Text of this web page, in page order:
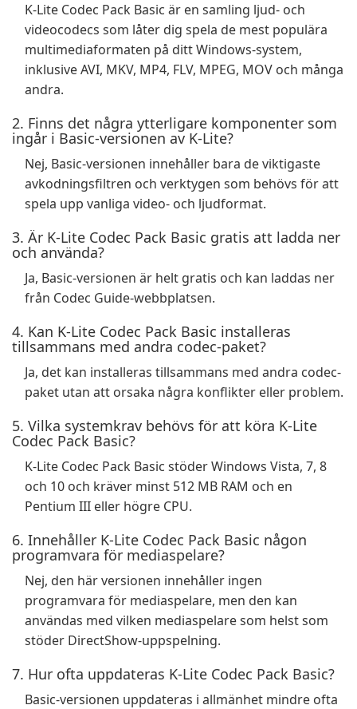
K-Lite Codec Pack Basic är en samling ljud- och
videocodecs som låter dig spela de mest populära
multimediaformaten på ditt Windows-system,
inklusive AVI, MKV, MP4, FLV, MPEG, MOV och många
andra.
2. Finns det några ytterligare komponenter som
ingår i Basic-versionen av K-Lite?
Nej, Basic-versionen innehåller bara de viktigaste
avkodningsfiltren och verktygen som behövs för att
spela upp vanliga video- och ljudformat.
3. Är K-Lite Codec Pack Basic gratis att ladda ner
och använda?
Ja, Basic-versionen är helt gratis och kan laddas ner
från Codec Guide-webbplatsen.
4. Kan K-Lite Codec Pack Basic installeras
tillsammans med andra codec-paket?
Ja, det kan installeras tillsammans med andra codec-
paket utan att orsaka några konflikter eller problem.
5. Vilka systemkrav behövs för att köra K-Lite
Codec Pack Basic?
K-Lite Codec Pack Basic stöder Windows Vista, 7, 8
och 10 och kräver minst 512 MB RAM och en
Pentium III eller högre CPU.
6. Innehåller K-Lite Codec Pack Basic någon
programvara för mediaspelare?
Nej, den här versionen innehåller ingen
programvara för mediaspelare, men den kan
användas med vilken mediaspelare som helst som
stöder DirectShow-uppspelning.
7. Hur ofta uppdateras K-Lite Codec Pack Basic?
Basic-versionen uppdateras i allmänhet mindre ofta